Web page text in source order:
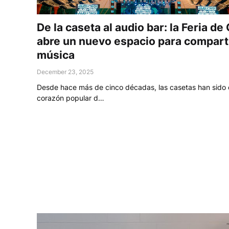
De la caseta al audio bar: la Feria de
abre un nuevo espacio para
música
December 23, 2025
Desde hace más de cinco décadas, las casetas han sido
corazón popular d…